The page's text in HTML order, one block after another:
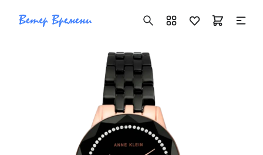
+7 ( 705 ) 181-42-50
info@vetervremeni.kz